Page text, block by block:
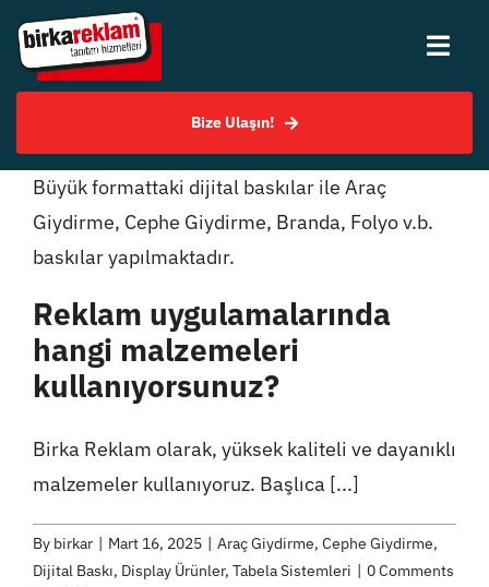
Skip
content
Hizmetlerimiz
Uygulama Örnekleri
SSS
Bize Ulaşın!
Büyük formattaki dijital baskılar ile Araç
Giydirme, Cephe Giydirme, Branda, Folyo v.b.
baskılar yapılmaktadır.
Reklam uygulamalarında
hangi malzemeleri
kullanıyorsunuz?
Birka Reklam olarak, yüksek kaliteli ve dayanıklı
malzemeler kullanıyoruz. Başlıca [...]
By birkar Mart 16, 2025 Araç Giydirme, Cephe Giydirme,
Dijital Baskı, Display Ürünler, Tabela Sistemleri
0 Comments